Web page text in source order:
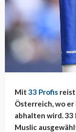
Mit 33 Profis reist
Österreich, wo er
abhalten wird.
Muslic